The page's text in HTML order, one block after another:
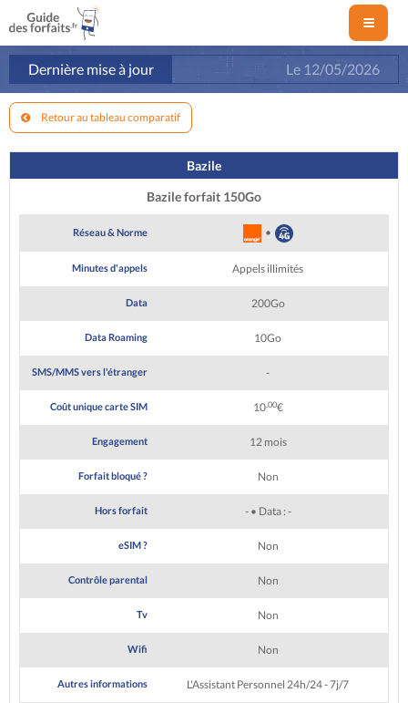
Dernière mise à jour Le 12/05/2026
Retour au tableau comparatif
Bazile
Bazile forfait 150Go
Réseau & Norme •
Minutes d'appels Appels illimités
Data 200Go
Data Roaming 10Go
SMS/MMS vers l'étranger -
Coût unique carte SIM 10,00€
Engagement 12 mois
Forfait bloqué ? Non
Hors forfait - • Data : -
eSIM ? Non
Contrôle parental Non
Tv Non
Wifi Non
Autres informations L'Assistant Personnel 24h/24 - 7j/7